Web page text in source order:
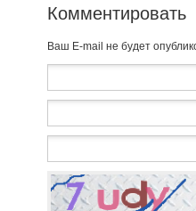
Комментировать
Baш E-mail не будет